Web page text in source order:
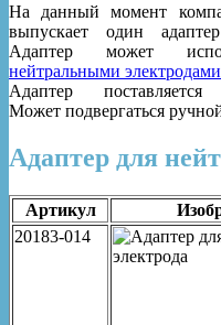
На данный момент
выпускает один
Адаптер может
нейтральными
Адаптер
Может подвергаться
Адаптер для
Артикул
20183-014